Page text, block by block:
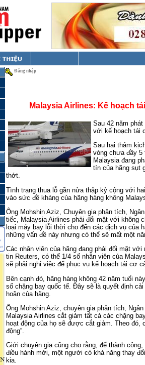
Đăng nhập
Malaysia Airlines: Kế hoạch
Sau 42 năm
với kế hoạch tái
Sau hai thảm
vòng chưa đầy 5
Malaysia đang
tín của hãng sụt
thớt.
Tình trạng thua lỗ gần nửa thập kỷ cộng với
vào sức đề kháng của hãng hàng không
Ông Mohshin Aziz, Chuyên gia phân tích,
tiếc, Malaysia Airlines phải đối mặt với không
loại máy bay lỗi thời cho đến các dịch vụ của
những vấn đề này nhưng có thể sẽ mất một
Các nhân viên của hãng đang phải đối mặt
tin Reuters, có thể 1/4 số nhân viên của
sẽ phải nghỉ việc để phục vụ kế hoạch tái cơ
Bên cạnh đó, hãng hàng không 42 năm tuổi
số chặng bay quốc tế. Đây sẽ là quyết định
hoãn của hãng.
Ông Mohshin Aziz, chuyên gia phân tích,
Malaysia Airlines cắt giảm tất cả các chặng
hoạt động của họ sẽ được cắt giảm. Theo
động”.
Giới chuyên gia cũng cho rằng, để thành
điều hành mới, một người có khả năng thay
kia.